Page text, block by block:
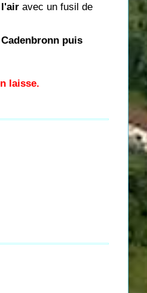
l'air avec un fusil de
puis
laisse.